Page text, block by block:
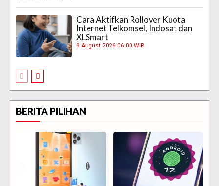
Cara Aktifkan Rollover Kuota
Internet Telkomsel, Indosat dan
XLSmart
9 August 2026 06:00 WIB
BERITA PILIHAN